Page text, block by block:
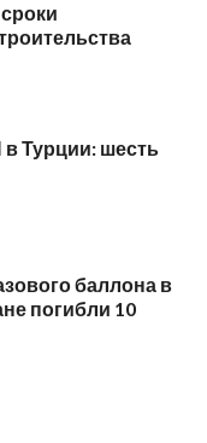
Турции: шесть
баллона в
погибли 10